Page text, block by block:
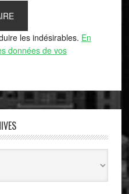
les indésirables. En
données de vos